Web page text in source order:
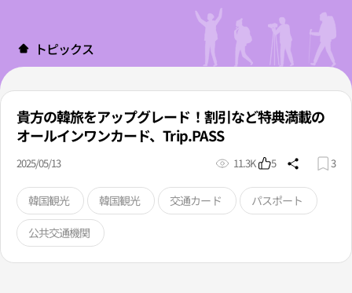
トピックス
貴方の韓旅をアップグレード！割引など特典満載の
オールインワンカード、Trip.PASS
2025/05/13 11.3K 5 3
韓国観光 韓国観光 交通カード パスポート
公共交通機関